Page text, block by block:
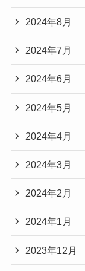
2024年8月
2024年7月
2024年6月
2024年5月
2024年4月
2024年3月
2024年2月
2024年1月
2023年12月